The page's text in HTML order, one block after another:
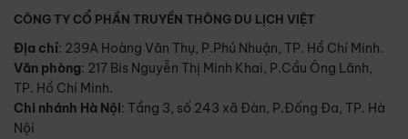
CÔNG TY CỔ PHẦN TRUYỀN THÔNG DU LỊCH VIỆT
Địa chỉ: 239A Hoàng Văn Thụ, P.Phú Nhuận, TP. Hồ Chí Minh.
Văn phòng: 217 Bis Nguyễn Thị Minh Khai, P.Cầu Ông Lãnh,
TP. Hồ Chí Minh.
Chi nhánh Hà Nội: Tầng 3, số 243 xã Đàn, P.Đống Đa, TP. Hà
Nội